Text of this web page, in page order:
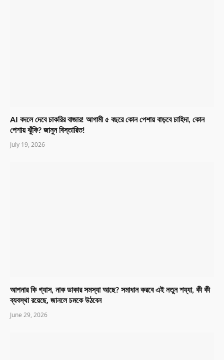
AI বদলে দেবে চাকরির বাজার! আগামী ৫ বছরে কোন পেশায় বাড়বে চাহিদা, কোন
পেশায় ঝুঁকি? জানুন বিস্তারিত!
July 19, 2026
আপনার কি গ্যাস, নাক ডাকার সমস্যা আছে? সমাধান করবে এই নতুন শয্যা, কী কী
ব্যবস্থা রয়েছে, জানলে চমকে উঠবেন
June 29, 2026